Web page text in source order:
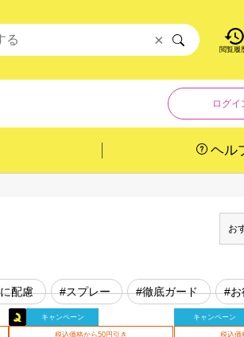
閲覧履
×
ログイ
ヘル
配慮 #スプレー #徹底ガード #お
キャンペーン
税込価格から50円引き
キャンペーン
税込価